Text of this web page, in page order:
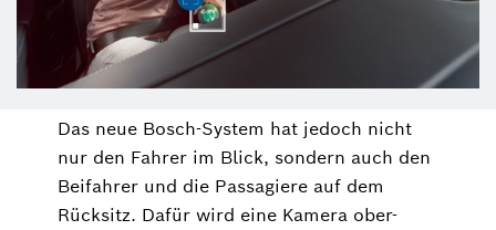
Das neue Bosch-System hat jedoch nicht
nur den Fahrer im Blick, sondern auch den
Beifahrer und die Passagiere auf dem
Rücksitz. Dafür wird eine Kamera ober-